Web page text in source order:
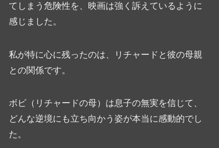
てしまう危険性を、映画は強く訴えているように
感じました。
私が特に心に残ったのは、リチャードと彼の母親
との関係です。
ボビ（リチャードの母）は息子の無実を信じて、
どんな逆境にも立ち向かう姿が本当に感動的でし
た。